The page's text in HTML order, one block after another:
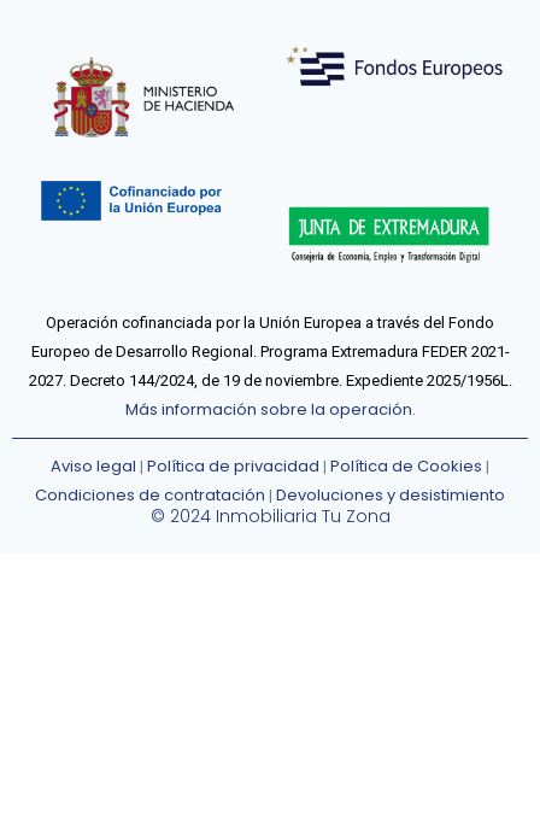
Operación cofinanciada por la Unión Europea a través del Fondo
Europeo de Desarrollo Regional. Programa Extremadura FEDER 2021-
2027. Decreto 144/2024, de 19 de noviembre. Expediente 2025/1956L.
Más información sobre la operación.
Aviso legal | Política de privacidad | Política de Cookies |
Condiciones de contratación | Devoluciones y desistimiento
© 2024 Inmobiliaria Tu Zona